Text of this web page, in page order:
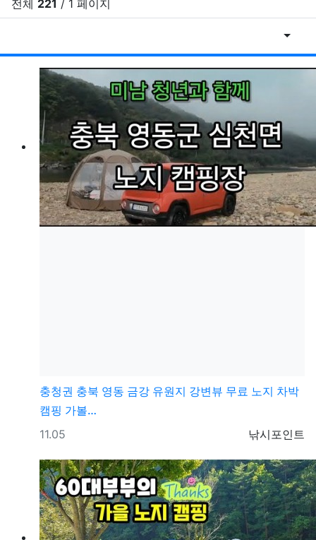
전체 221 / 1 페이지
게시
충청권 충북 영동 금강 유원지 강변뷰 무료 노지 차박
캠핑 가볼…
등록자
낚시포인트
등록일
11.05